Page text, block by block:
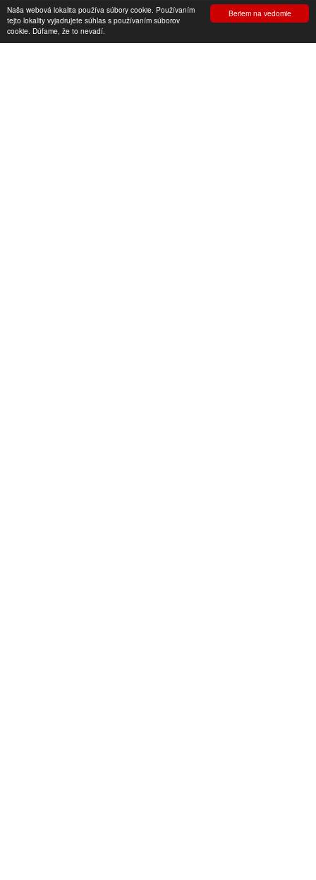
Beriem na vedomie
Naša webová lokalita používa súbory cookie. Používaním
tejto lokality vyjadrujete súhlas s používaním súborov
cookie. Dúfame, že to nevadí.
KONFIGURÁTOR